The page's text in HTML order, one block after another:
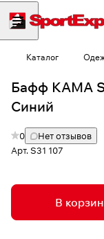
Каталог
Бафф КАМА
Синий
0
Нет отзывов
Арт.S31 107
В